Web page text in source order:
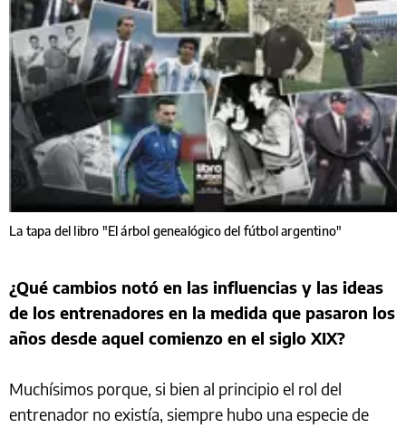
La tapa del libro "El árbol genealógico del fútbol argentino"
¿Qué cambios notó en las influencias y las ideas
de los entrenadores en la medida que pasaron los
años desde aquel comienzo en el siglo XIX?
Muchísimos porque, si bien al principio el rol del
entrenador no existía, siempre hubo una especie de